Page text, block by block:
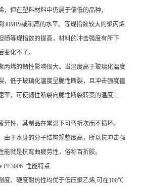
，但在塑料材料中仍属于偏低的品种，
或稍高的水平。等规指数较大的聚丙烯
随等规指数的提高，材料的冲击强度有所下
变化不了。
烯的韧性影响很大。当温度高于玻璃化温度
，低于玻璃化温度呈脆性断裂，且冲击强度值
率，可使韧性断裂向脆性断裂转变的温度上
性，其制品在常温下可弯折次而不损坏。
于本身的分子结构规整度高，所以抗冲击强
能就是抗弯曲疲劳性，俗称百折胶。
PF3006 性能特点
度、硬度耐热性均优于低压聚乙烯,可在100℃